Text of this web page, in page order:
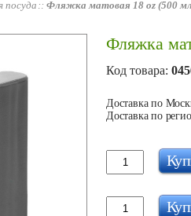
посуда Фляжка матовая 18 oz (500
Фляжка
Код товара:
Доставка по
Доставка по